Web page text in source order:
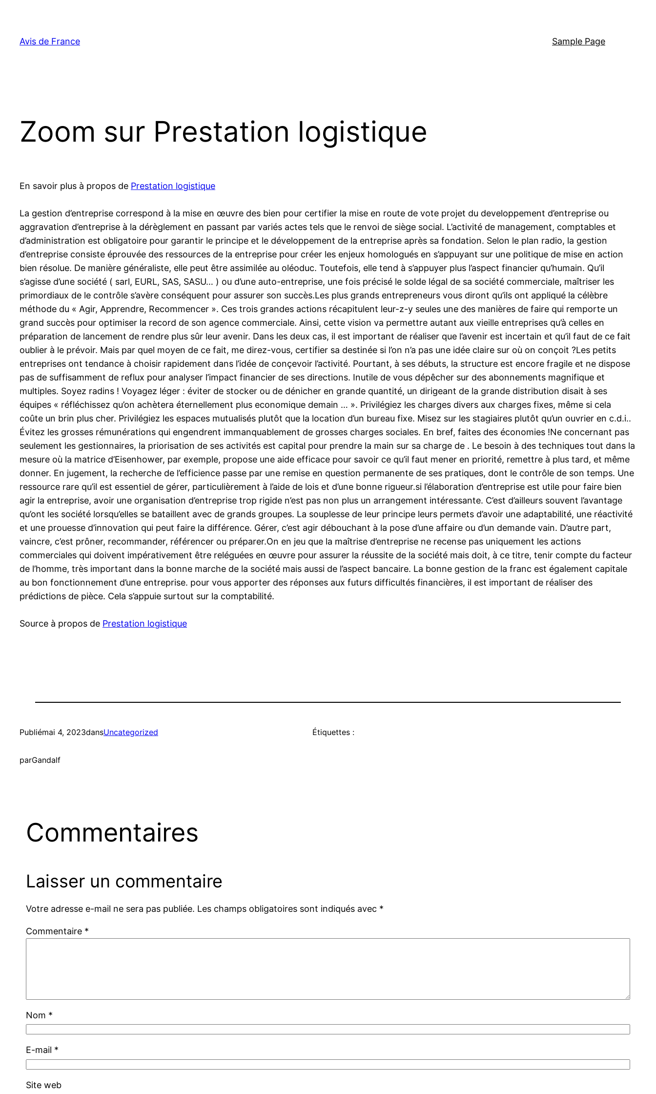
contenu
Avis de France Sample Page
Zoom sur Prestation logistique
En savoir plus à propos de Prestation logistique
La gestion d’entreprise correspond à la mise en œuvre des bien pour certifier la mise en route de vote projet du developpement d’entreprise ou
aggravation d’entreprise à la dérèglement en passant par variés actes tels que le renvoi de siège social. L’activité de management, comptables et
d’administration est obligatoire pour garantir le principe et le développement de la entreprise après sa fondation. Selon le plan radio, la gestion
d’entreprise consiste éprouvée des ressources de la entreprise pour créer les enjeux homologués en s’appuyant sur une politique de mise en action
bien résolue. De manière généraliste, elle peut être assimilée au oléoduc. Toutefois, elle tend à s’appuyer plus l’aspect financier qu’humain. Qu’il
s’agisse d’une société ( sarl, EURL, SAS, SASU… ) ou d’une auto-entreprise, une fois précisé le solde légal de sa société commerciale, maîtriser les
primordiaux de le contrôle s’avère conséquent pour assurer son succès.Les plus grands entrepreneurs vous diront qu’ils ont appliqué la célèbre
méthode du « Agir, Apprendre, Recommencer ». Ces trois grandes actions récapitulent leur-z-y seules une des manières de faire qui remporte un
grand succès pour optimiser la record de son agence commerciale. Ainsi, cette vision va permettre autant aux vieille entreprises qu’à celles en
préparation de lancement de rendre plus sûr leur avenir. Dans les deux cas, il est important de réaliser que l’avenir est incertain et qu’il faut de ce fait
oublier à le prévoir. Mais par quel moyen de ce fait, me direz-vous, certifier sa destinée si l’on n’a pas une idée claire sur où on conçoit ?Les petits
entreprises ont tendance à choisir rapidement dans l’idée de conçevoir l’activité. Pourtant, à ses débuts, la structure est encore fragile et ne dispose
pas de suffisamment de reflux pour analyser l’impact financier de ses directions. Inutile de vous dépêcher sur des abonnements magnifique et
multiples. Soyez radins ! Voyagez léger : éviter de stocker ou de dénicher en grande quantité, un dirigeant de la grande distribution disait à ses
équipes « réfléchissez qu’on achètera éternellement plus economique demain … ». Privilégiez les charges divers aux charges fixes, même si cela
coûte un brin plus cher. Privilégiez les espaces mutualisés plutôt que la location d’un bureau fixe. Misez sur les stagiaires plutôt qu’un ouvrier en c.d.i..
Évitez les grosses rémunérations qui engendrent immanquablement de grosses charges sociales. En bref, faites des économies !Ne concernant pas
seulement les gestionnaires, la priorisation de ses activités est capital pour prendre la main sur sa charge de . Le besoin à des techniques tout dans la
mesure où la matrice d’Eisenhower, par exemple, propose une aide efficace pour savoir ce qu’il faut mener en priorité, remettre à plus tard, et même
donner. En jugement, la recherche de l’efficience passe par une remise en question permanente de ses pratiques, dont le contrôle de son temps. Une
ressource rare qu’il est essentiel de gérer, particulièrement à l’aide de lois et d’une bonne rigueur.si l’élaboration d’entreprise est utile pour faire bien
agir la entreprise, avoir une organisation d’entreprise trop rigide n’est pas non plus un arrangement intéressante. C’est d’ailleurs souvent l’avantage
qu’ont les société lorsqu’elles se bataillent avec de grands groupes. La souplesse de leur principe leurs permets d’avoir une adaptabilité, une réactivité
et une prouesse d’innovation qui peut faire la différence. Gérer, c’est agir débouchant à la pose d’une affaire ou d’un demande vain. D’autre part,
vaincre, c’est prôner, recommander, référencer ou préparer.On en jeu que la maîtrise d’entreprise ne recense pas uniquement les actions
commerciales qui doivent impérativement être reléguées en œuvre pour assurer la réussite de la société mais doit, à ce titre, tenir compte du facteur
de l’homme, très important dans la bonne marche de la société mais aussi de l’aspect bancaire. La bonne gestion de la franc est également capitale
au bon fonctionnement d’une entreprise. pour vous apporter des réponses aux futurs difficultés financières, il est important de réaliser des
prédictions de pièce. Cela s’appuie surtout sur la comptabilité.
Source à propos de Prestation logistique
Publiémai 4, 2023dansUncategorized
parGandalf
Étiquettes :
Commentaires
Laisser un commentaire
Votre adresse e-mail ne sera pas publiée. Les champs obligatoires sont indiqués avec *
Commentaire *
Nom *
E-mail *
Site web